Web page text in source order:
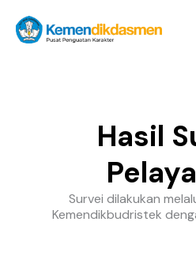
konten
Hasil
Survei dilakukan
Kemendikbudristek